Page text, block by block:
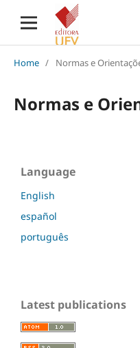
Home / Normas e
Normas e
Language
English
español
português
Latest publications